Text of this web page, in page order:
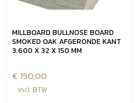
MILLBOARD BULLNOSE BOARD
SMOKED OAK AFGERONDE KANT
3.600 X 32 X 150 MM
€ 150,00
incl. BTW